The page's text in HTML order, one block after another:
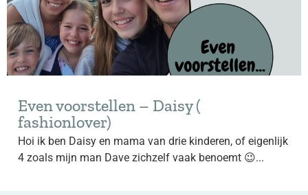
Even voorstellen – Daisy (
fashionlover)
Hoi ik ben Daisy en mama van drie kinderen, of eigenlijk
4 zoals mijn man Dave zichzelf vaak benoemt 😉...